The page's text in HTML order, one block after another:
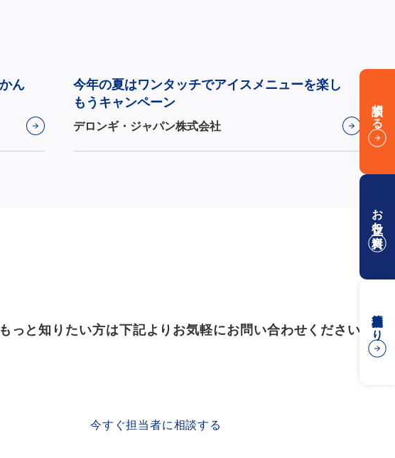
ん
今年の夏はワンタッチでアイスメニューを楽し
もうキャンペーン
デロンギ・ジャパン株式会社
っと知りたい方は下記よりお気軽にお問い合わせください
今すぐ担当者に相談する
相談する
お役立ち資料
簡易見積もり